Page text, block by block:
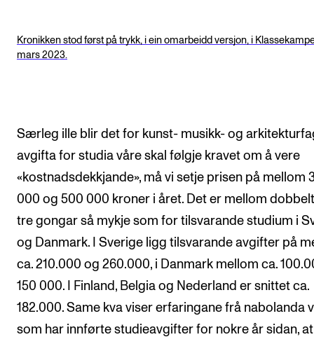
Kronikken stod først på trykk, i ein omarbeidd versjon, i
mars 2023.
Særleg ille blir det for kunst- musikk- og
avgifta for studia våre skal følgje kravet om å vere
«kostnadsdekkjande», må vi setje prisen på mellom
000 og 500 000 kroner i året. Det er mellom
tre gongar så mykje som for tilsvarande studium i
og Danmark. I Sverige ligg tilsvarande avgifter på
ca. 210.000 og 260.000, i Danmark mellom ca.
150 000. I Finland, Belgia og Nederland er snittet ca.
182.000. Same kva viser erfaringane frå nabolanda
som har innførte studieavgifter for nokre år sidan,